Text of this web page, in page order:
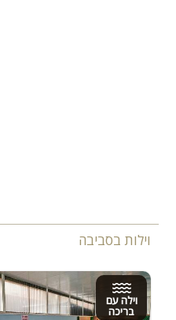
וילות בסביבה
וילה עם
בריכה